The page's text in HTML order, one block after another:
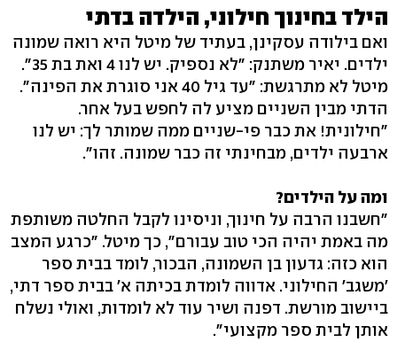
הילד בחינוך חילוני, הילדה בדתי
ואם בילודה עסקינן, בעתיד של מיטל היא רואה שמונה
ילדים. יאיר משתנק: "לא נספיק. יש לנו 4 ואת בת 35".
מיטל לא מתרגשת: "עד גיל 40 אני סוגרת את הפינה".
הדתי מבין השניים מציע לה לחפש בעל אחר.
"חילונית! את כבר פי-שניים ממה שמותר לך: יש לנו
ארבעה ילדים, מבחינתי זה כבר שמונה. זהו".
ומה על הילדים?
"חשבנו הרבה על חינוך, וניסינו לקבל החלטה משותפת
מה באמת יהיה הכי טוב עבורם", כך מיטל. "כרגע המצב
הוא כזה: גדעון בן השמונה, הבכור, לומד בבית ספר
'משגב' החילוני. אדווה לומדת בכיתה א' בבית ספר דתי,
ביישוב מורשת. דפנה ושיר עוד לא לומדות, ואולי נשלח
אותן לבית ספר מקצועי".